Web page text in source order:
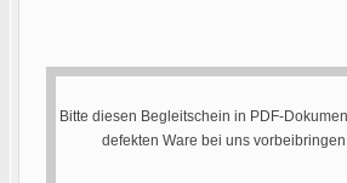
Bitte diesen Begleitschein in PDF-
defekten Ware bei uns